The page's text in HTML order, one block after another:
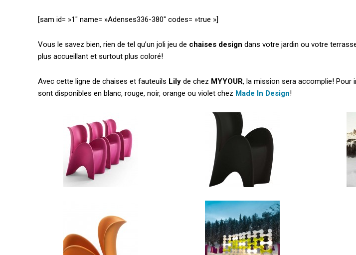
[sam id= »1″ name= »Adenses336-380″ codes= »true »]
Vous le savez bien, rien de tel qu’un joli jeu de chaises design dans votre jardin ou votre
plus accueillant et surtout plus coloré!
Avec cette ligne de chaises et fauteuils Lily de chez MYYOUR, la mission sera accomplie! Pour
sont disponibles en blanc, rouge, noir, orange ou violet chez Made In Design!